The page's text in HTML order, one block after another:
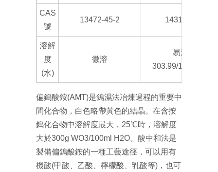
CAS
號
13472-45-2 14311-52-5
溶解
度
(水)
微溶
易溶，
303.99/100g(20℃)
偏鎢酸銨(AMT)是鎢濕法冶煉過程的重要中
間化合物，白色略帶黃色的結晶。在含按
鎢化合物中溶解度最大，25℃時，溶解度
大於300g WO3/100ml H2O。酸中和法是
製備偏鎢酸銨的一種工藝途徑，可以用有
機酸(甲酸、乙酸、檸檬酸、乳酸等)，也可